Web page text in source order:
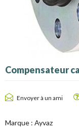
Compensateur
Envoyer à un ami
Marque : Ayvaz